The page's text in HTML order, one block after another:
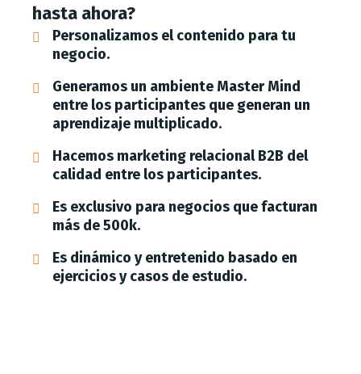
hasta ahora?
Personalizamos el contenido para tu
negocio.
Generamos un ambiente Master Mind
entre los participantes que generan un
aprendizaje multiplicado.
Hacemos marketing relacional B2B del
calidad entre los participantes.
Es exclusivo para negocios que facturan
más de 500k.
Es dinámico y entretenido basado en
ejercicios y casos de estudio.